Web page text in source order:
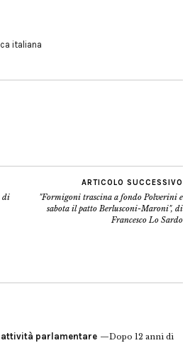
italiana
di
ARTICOLO SUCCESSIVO
"Formigoni trascina a fondo Polverini e
sabota il patto Berlusconi-Maroni", di
Francesco Lo Sardo
attività parlamentare
Dopo 12 anni di